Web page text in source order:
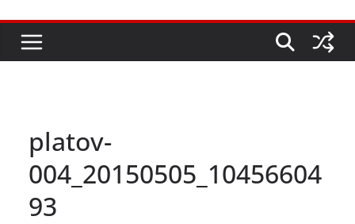
platov-
004_20150505_10456604
93